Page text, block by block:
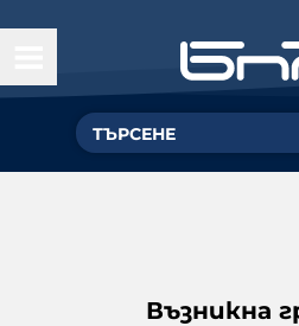
Възникна